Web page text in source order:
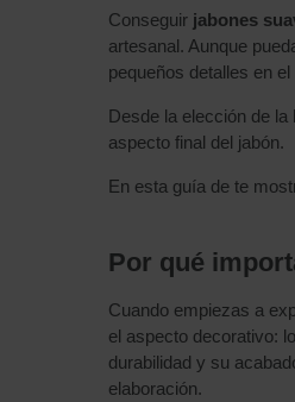
Conseguir jabones
artesanal. Aunque
pequeños detalles en
Desde la elección de
aspecto final del jabón.
En esta guía de te
Por qué
Cuando empiezas a
el aspecto decorativo:
durabilidad y su
elaboración.